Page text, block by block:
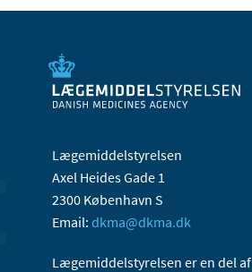
Lægemiddelstyrelsen
Axel Heides Gade 1
2300 København S
Email: dkma@dkma.dk
Lægemiddelstyrelsen er en del af